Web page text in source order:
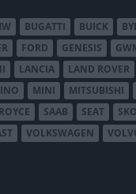
BUGATTI BUICK
FORD GENESIS
LANCIA LAND ROVER
MINI MITSUBISHI
SAAB SEAT
VOLKSWAGEN